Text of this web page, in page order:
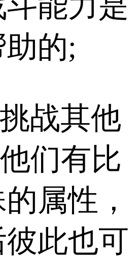
的;
战其他
们有比
属性，
此也可